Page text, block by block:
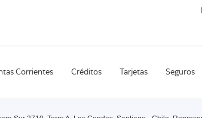
Corrientes Créditos Tarjetas Seguros